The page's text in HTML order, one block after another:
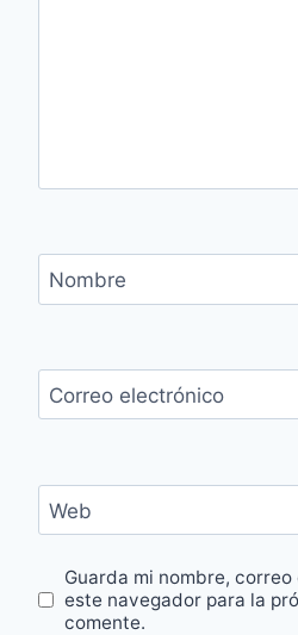
Nombre
Correo electrónico
Web
Guarda mi nombre,
este navegador para la
comente.